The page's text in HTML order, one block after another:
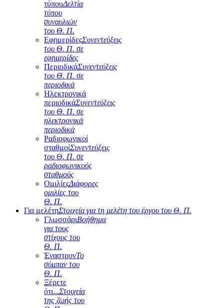
τύπουΔελτία
τύπου
συναυλιών
του Θ. Π.
ΕφημερίδεςΣυνεντεύξεις
του Θ. Π. σε
εφημερίδες
ΠεριοδικάΣυνεντεύξεις
του Θ. Π. σε
περιοδικά
Ηλεκτρονικά
περιοδικάΣυνεντεύξεις
του Θ. Π. σε
ηλεκτρονικά
περιοδικά
Ραδιοφωνικοί
σταθμοίΣυνεντεύξεις
του Θ. Π. σε
ραδιοφωνικούς
σταθμούς
ΟμιλίεςΔιάφορες
ομιλίες του
Θ. Π.
Για μελέτηΣτοιχεία για τη μελέτη του έργου του Θ. Π.
ΓλωσσάριΒοήθημα
για τους
στίχους του
Θ. Π.
ΈναστρονΤο
σύμπαν του
Θ. Π.
Ξέρετε
ότι...Στοιχεία
της ζωής του